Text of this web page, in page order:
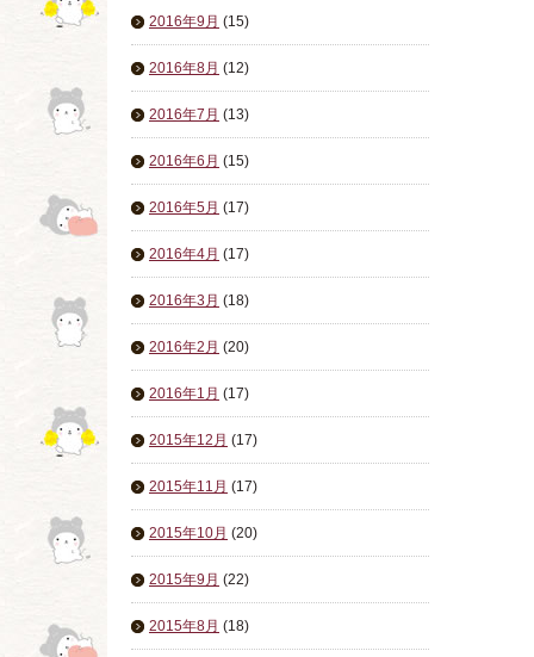
2016年9月 (15)
2016年8月 (12)
2016年7月 (13)
2016年6月 (15)
2016年5月 (17)
2016年4月 (17)
2016年3月 (18)
2016年2月 (20)
2016年1月 (17)
2015年12月 (17)
2015年11月 (17)
2015年10月 (20)
2015年9月 (22)
2015年8月 (18)